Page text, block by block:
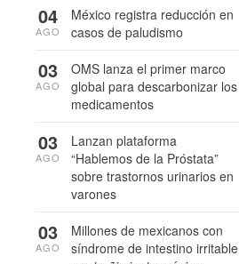
México registra reducción en
casos de paludismo
04
AGO
OMS lanza el primer marco
global para descarbonizar los
medicamentos
03
AGO
Lanzan plataforma
“Hablemos de la Próstata”
sobre trastornos urinarios en
varones
03
AGO
Millones de mexicanos con
síndrome de intestino irritable
03
AGO